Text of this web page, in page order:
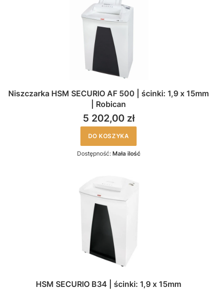
Niszczarka HSM SECURIO AF 500 | ścinki: 1,9 x 15mm
| Robican
5 202,00 zł
DO KOSZYKA
Dostępność: Mała ilość
HSM SECURIO B34 | ścinki: 1,9 x 15mm